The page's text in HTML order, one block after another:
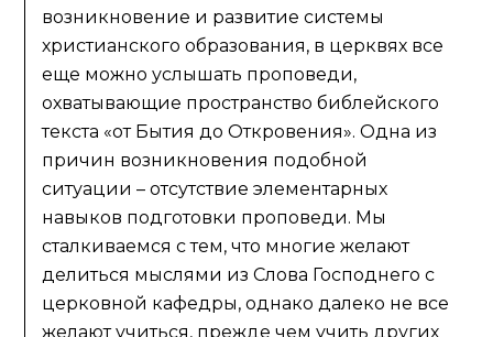
возникновение и развитие системы
христианского образования, в церквях все
еще можно услышать проповеди,
охватывающие пространство библейского
текста «от Бытия до Откровения». Одна из
причин возникновения подобной
ситуации – отсутствие элементарных
навыков подготовки проповеди. Мы
сталкиваемся с тем, что многие желают
делиться мыслями из Слова Господнего с
церковной кафедры, однако далеко не все
желают учиться, прежде чем учить других